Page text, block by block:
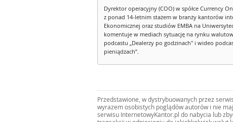
Dyrektor operacyjny (COO) w spółce Currency
z ponad 14-letnim stażem w branży kantorów
Ekonomicznej oraz studiów EMBA na
komentuje w mediach sytuację na rynku
podcastu „Dealerzy po godzinach" i wideo
pieniądzach”.
Przedstawione, w dystrybuowanych przez
wyrazem osobistych poglądów autorów i nie
serwisu InternetowyKantor.pl do nabycia lub